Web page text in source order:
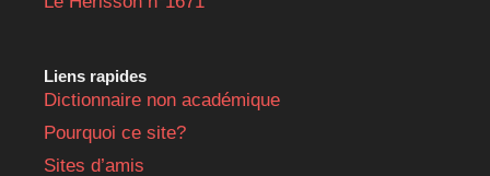
Liens rapides
Dictionnaire non académique
Pourquoi ce site?
Sites d’amis